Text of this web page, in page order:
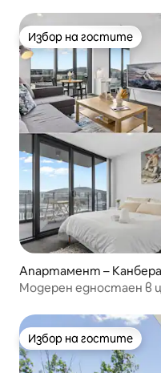
Избор на гостите
Избор на гостите
Апартамент – Канбера
Модерен едностаен в
Избор на гостите
Избор на гостите